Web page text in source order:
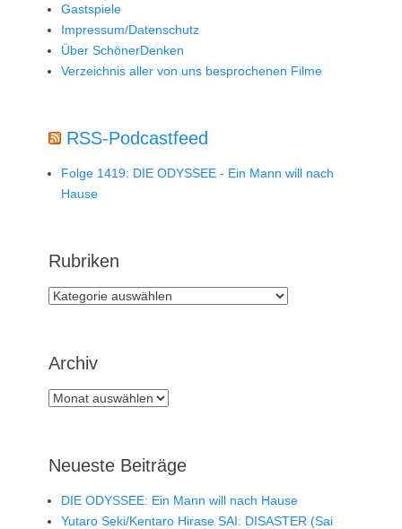
Gastspiele
Impressum/Datenschutz
Über SchönerDenken
Verzeichnis aller von uns besprochenen Filme
RSS-Podcastfeed
Folge 1419: DIE ODYSSEE - Ein Mann will nach
Hause
Rubriken
Rubriken
Archiv
Archiv
Neueste Beiträge
DIE ODYSSEE: Ein Mann will nach Hause
Yutaro Seki/Kentaro Hirase SAI: DISASTER (Sai